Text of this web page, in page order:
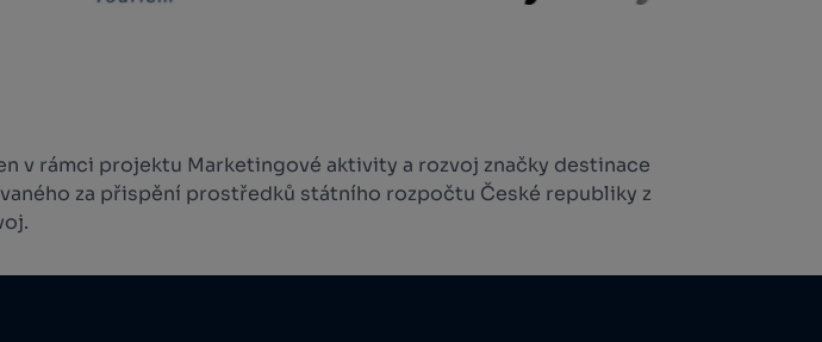
v rámci projektu Marketingové aktivity a rozvoj značky destinace
za přispění prostředků státního rozpočtu České republiky z